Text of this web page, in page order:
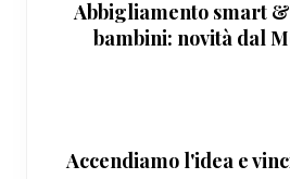
Abbigliamento smart
bambini: novità dal
Accendiamo l'idea e